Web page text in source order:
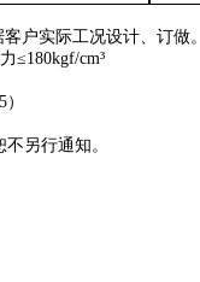
户实际工况设计、订做。
≤180kgf/cm³
另行通知。